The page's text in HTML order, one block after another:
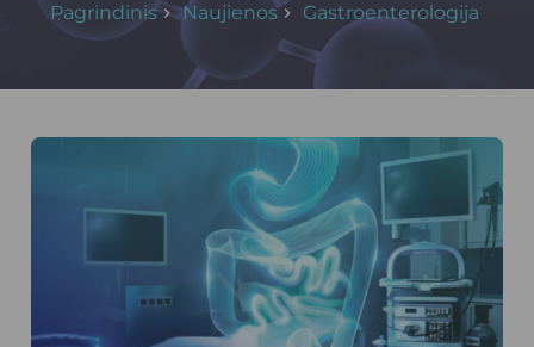
Pagrindinis Naujienos Gastroenterologija